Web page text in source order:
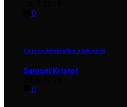
0
Co je to infografika a jak na ni
Samuel Kristof
0